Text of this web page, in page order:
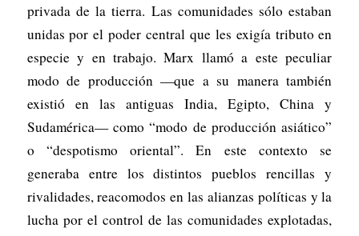
privada de la tierra. Las comunidades sólo estaban
unidas por el poder central que les exigía tributo en
especie y en trabajo. Marx llamó a este peculiar
modo de producción —que a su manera también
existió en las antiguas India, Egipto, China y
Sudamérica— como “modo de producción asiático”
o “despotismo oriental”. En este contexto se
generaba entre los distintos pueblos rencillas y
rivalidades, reacomodos en las alianzas políticas y la
lucha por el control de las comunidades explotadas,